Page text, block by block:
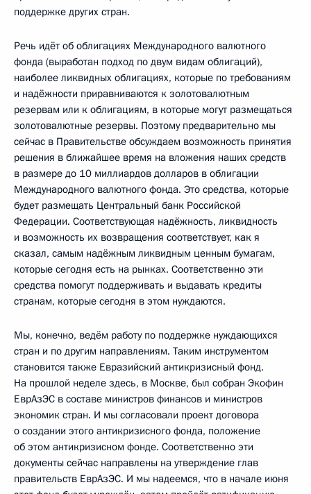
поддержке других стран.
Речь идёт об облигациях Международного валютного
фонда (выработан подход по двум видам облигаций),
наиболее ликвидных облигациях, которые по требованиям
и надёжности приравниваются к золотовалютным
резервам или к облигациям, в которые могут размещаться
золотовалютные резервы. Поэтому предварительно мы
сейчас в Правительстве обсуждаем возможность принятия
решения в ближайшее время на вложения наших средств
в размере до 10 миллиардов долларов в облигации
Международного валютного фонда. Это средства, которые
будет размещать Центральный банк Российской
Федерации. Соответствующая надёжность, ликвидность
и возможность их возвращения соответствует, как я
сказал, самым надёжным ликвидным ценным бумагам,
которые сегодня есть на рынках. Соответственно эти
средства помогут поддерживать и выдавать кредиты
странам, которые сегодня в этом нуждаются.
Мы, конечно, ведём работу по поддержке нуждающихся
стран и по другим направлениям. Таким инструментом
становится также Евразийский антикризисный фонд.
На прошлой неделе здесь, в Москве, был собран Экофин
ЕврАзЭС в составе министров финансов и министров
экономик стран. И мы согласовали проект договора
о создании этого антикризисного фонда, положение
об этом антикризисном фонде. Соответственно эти
документы сейчас направлены на утверждение глав
правительств ЕврАзЭС. И мы надеемся, что в начале июня